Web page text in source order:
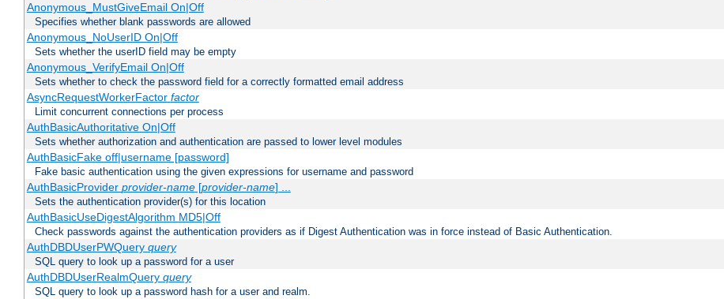
Anonymous_MustGiveEmail On|Off
Specifies whether blank passwords are allowed
Anonymous_NoUserID On|Off
Sets whether the userID field may be empty
Anonymous_VerifyEmail On|Off
Sets whether to check the password field for a correctly formatted email address
AsyncRequestWorkerFactor factor
Limit concurrent connections per process
AuthBasicAuthoritative On|Off
Sets whether authorization and authentication are passed to lower level modules
AuthBasicFake off|username [password]
Fake basic authentication using the given expressions for username and password
AuthBasicProvider provider-name[provider-name] ...
Sets the authentication provider(s) for this location
AuthBasicUseDigestAlgorithm MD5|Off
Check passwords against the authentication providers as if Digest Authentication was in force instead of Basic Authentication.
AuthDBDUserPWQuery query
SQL query to look up a password for a user
AuthDBDUserRealmQuery query
SQL query to look up a password hash for a user and realm.